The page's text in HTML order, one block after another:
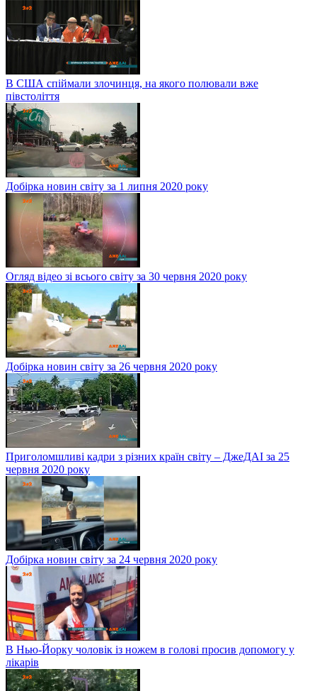
В США спіймали злочинця, на якого полювали вже
півстоліття
Добірка новин світу за 1 липня 2020 року
Огляд відео зі всього світу за 30 червня 2020 року
Добірка новин світу за 26 червня 2020 року
Приголомшливі кадри з різних країн світу – ДжеДАІ за 25
червня 2020 року
Добірка новин світу за 24 червня 2020 року
В Нью-Йорку чоловік із ножем в голові просив допомогу у
лікарів